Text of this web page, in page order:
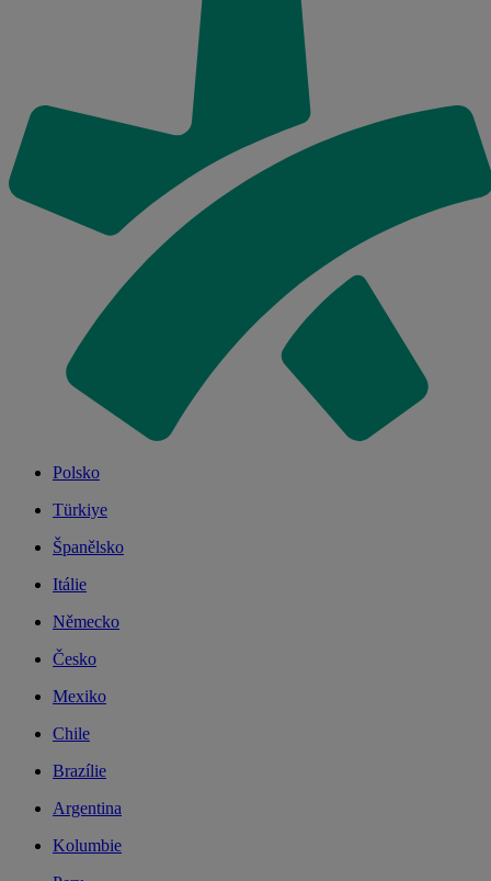
Polsko
Türkiye
Španělsko
Itálie
Německo
Česko
Mexiko
Chile
Brazílie
Argentina
Kolumbie